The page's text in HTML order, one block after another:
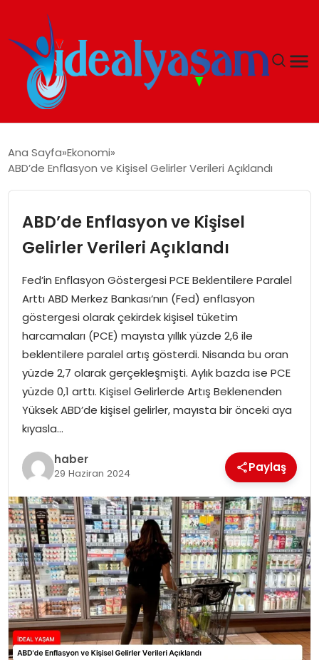
EKONOMI
İDEAL YAŞAM
İDEAL SPOR
YAŞAM
MAGAZIN
SAĞLIK
SOSYAL HABER
Ana Sayfa Ekonomi
ABD’de Enflasyon ve Kişisel Gelirler Verileri Açıklandı
ABD’de Enflasyon ve Kişisel
Gelirler Verileri Açıklandı
Fed’in Enflasyon Göstergesi PCE Beklentilere Paralel
Arttı ABD Merkez Bankası‘nın (Fed) enflasyon
göstergesi olarak çekirdek kişisel tüketim
harcamaları (PCE) mayısta yıllık yüzde 2,6 ile
beklentilere paralel artış gösterdi. Nisanda bu oran
yüzde 2,7 olarak gerçekleşmişti. Aylık bazda ise PCE
yüzde 0,1 arttı. Kişisel Gelirlerde Artış Beklenenden
Yüksek ABD’de kişisel gelirler, mayısta bir önceki aya
kıyasla…
haber
29 Haziran 2024 Paylaş